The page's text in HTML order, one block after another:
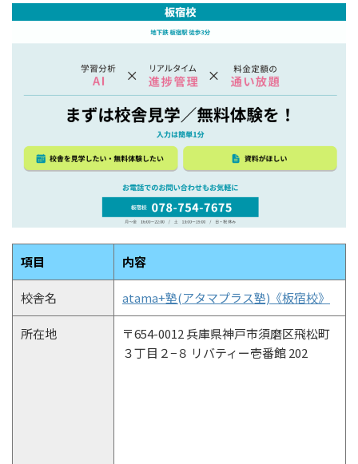
項目 内容
校舎名 atama+塾(アタマプラス塾)《板宿校》
所在地
〒654-0012 兵庫県神戸市須磨区飛松町
３丁目２−８ リバティー壱番館 202